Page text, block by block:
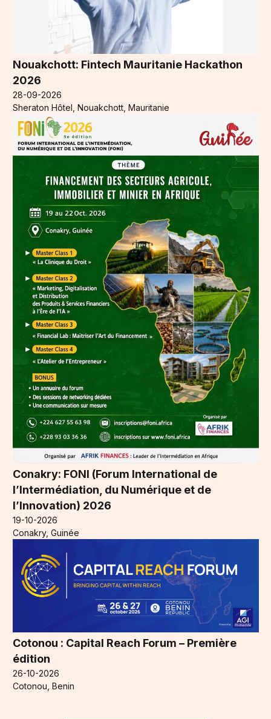
Nouakchott: Fintech Mauritanie Hackathon
2026
28-09-2026
Sheraton Hôtel, Nouakchott, Mauritanie
Conakry: FONI (Forum International de
l’Intermédiation, du Numérique et de
l’Innovation) 2026
19-10-2026
Conakry, Guinée
Cotonou : Capital Reach Forum – Première
édition
26-10-2026
Cotonou, Benin